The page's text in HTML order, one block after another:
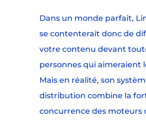
Dans un monde parfait,
se contenterait donc de
votre contenu devant
personnes qui aimeraient
Mais en réalité, son
distribution combine la
concurrence des moteurs